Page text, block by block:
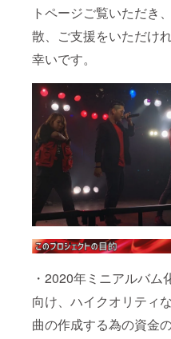
トページご覧いただき
散、ご支援をいただけ
幸いです。
・2020年ミニアルバム
向け、ハイクオリティ
曲の作成する為の資金